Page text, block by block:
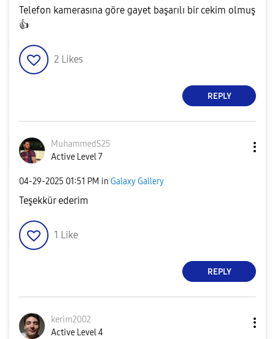
Telefon kamerasına göre gayet başarılı bir cekim olmuş
👍
2 Likes
REPLY
MuhammedS25
Active Level 7
‎04-29-2025 01:51 PM in Galaxy Gallery
Teşekkür ederim
1 Like
REPLY
kerim2002
Active Level 4